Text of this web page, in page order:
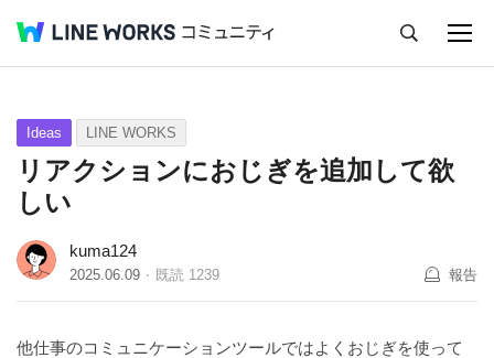
Q&A Tips Ideas
Ideas LINE WORKS
リアクションにおじぎを追加して欲
しい
kuma124
2025.06.09 既読 1239 報告
他仕事のコミュニケーションツールではよくおじぎを使って